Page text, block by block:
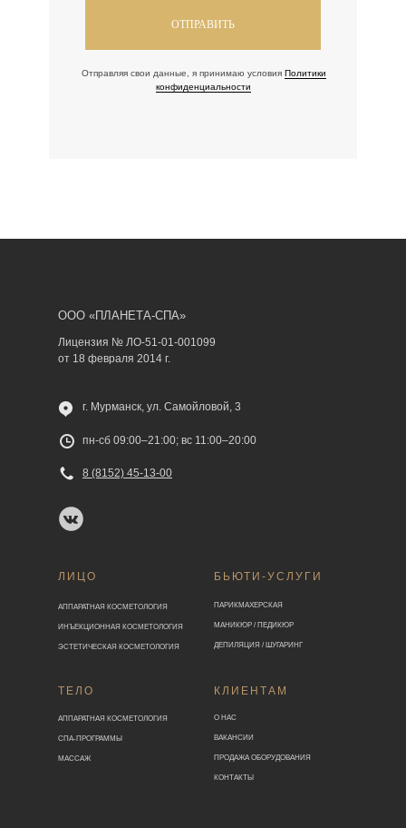
ОТПРАВИТЬ
Отправляя свои данные, я принимаю условия Политики
конфиденциальности
АППАРАТНАЯ КОСМЕТОЛОГИЯ
АППАРАТНАЯ КОСМЕТОЛОГИЯ
ПАРИКМАХЕРСКАЯ
ИНЪЕКЦИОННАЯ КОСМЕТОЛОГИЯ
СПА-ПРОГРАММЫ
МАНИКЮР / ПЕДИКЮР
ЭСТЕТИЧЕСКАЯ КОСМЕТОЛОГИЯ
МАССАЖ
ДЕПИЛЯЦИЯ / ШУГАРИНГ
ЛИЦО
ТЕЛО
БЬЮТИ-УСЛУГИ
ООО «ПЛАНЕТА-СПА»
Лицензия № ЛО-51-01-001099
от 18 февраля 2014 г.
г. Мурманск, ул. Самойловой, 3
8 (8152) 45-13-00
пн-сб 09:00–21:00; вс 11:00–20:00
КЛИЕНТАМ
О НАС
ВАКАНСИИ
ПРОДАЖА ОБОРУДОВАНИЯ
КОНТАКТЫ